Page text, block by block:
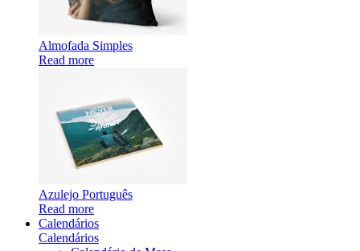
Almofada Simples
Read more
Azulejo Português
Read more
Calendários
Calendários